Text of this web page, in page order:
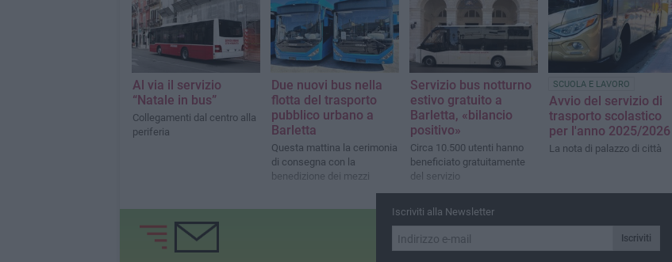
Al via il servizio
“Natale in bus”
Collegamenti dal centro alla
periferia
Due nuovi bus nella
flotta del trasporto
pubblico urbano a
Barletta
Questa mattina la cerimonia
di consegna con la
benedizione dei mezzi
Servizio bus notturno
estivo gratuito a
Barletta, «bilancio
positivo»
Circa 10.500 utenti hanno
beneficiato gratuitamente
del servizio
SCUOLA E LAVORO
Avvio del servizio di
trasporto scolastico
per l'anno 2025/2026
La nota di palazzo di città
Iscriviti alla Newsletter
Iscriviti